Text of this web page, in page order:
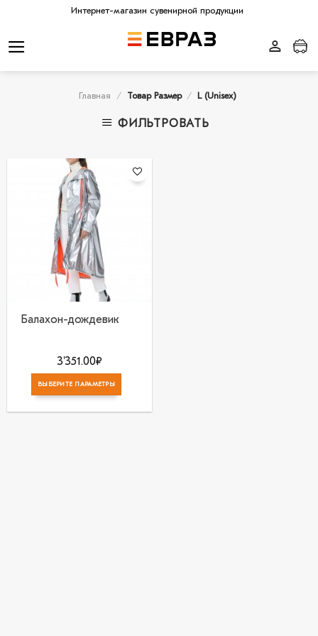
content
Интернет-магазин сувенирной продукции
Главная / Товар Размер / L (Unisex)
ФИЛЬТРОВАТЬ
Балахон-дождевик
3'351.00₽
ВЫБЕРИТЕ ПАРАМЕТРЫ